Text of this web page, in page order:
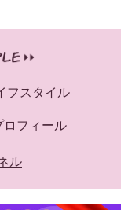
フスタイル
ロフィール
ル